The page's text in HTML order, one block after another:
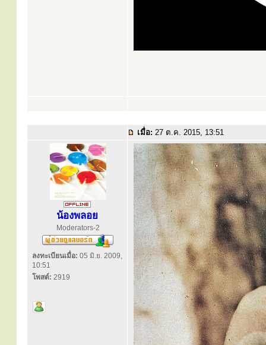
เมื่อ: 27 ต.ค. 2015, 13:51
น้องพลอย
Moderators-2
ลงทะเบียนเมื่อ: 05 มิ.ย. 2009,
10:51
โพสต์: 2919